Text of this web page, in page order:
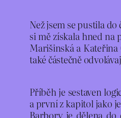
Než jsem se pustila
si mě získala hned na
Marišinská a
také částečně
Příběh je sestaven
a první z kapitol jako